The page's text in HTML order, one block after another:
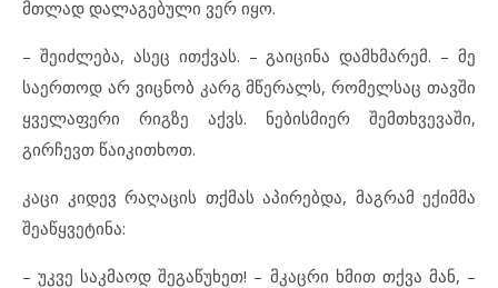
მთლად დალაგებული ვერ იყო.
– შეიძლება, ასეც ითქვას. – გაიცინა დამხმარემ. – მე
საერთოდ არ ვიცნობ კარგ მწერალს, რომელსაც თავში
ყველაფერი რიგზე აქვს. ნებისმიერ შემთხვევაში,
გირჩევთ წაიკითხოთ.
კაცი კიდევ რაღაცის თქმას აპირებდა, მაგრამ ექიმმა
შეაწყვეტინა:
– უკვე საკმაოდ შეგაწუხეთ! – მკაცრი ხმით თქვა მან, –